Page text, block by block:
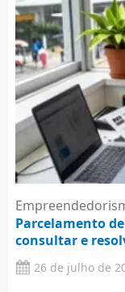
Parcelamento
consultar e
26 de julho de